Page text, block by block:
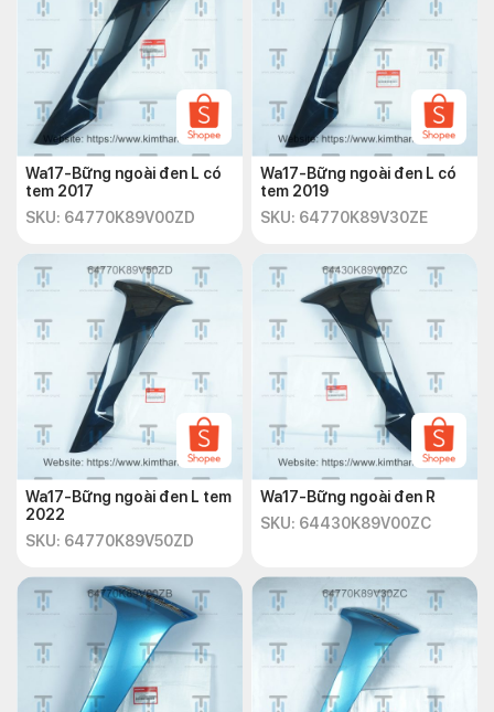
Wa17-Bững ngoài đen L có
tem 2017
SKU: 64770K89V00ZD
Wa17-Bững ngoài đen L có
tem 2019
SKU: 64770K89V30ZE
Wa17-Bững ngoài đen L tem
2022
SKU: 64770K89V50ZD
Wa17-Bững ngoài đen R
SKU: 64430K89V00ZC